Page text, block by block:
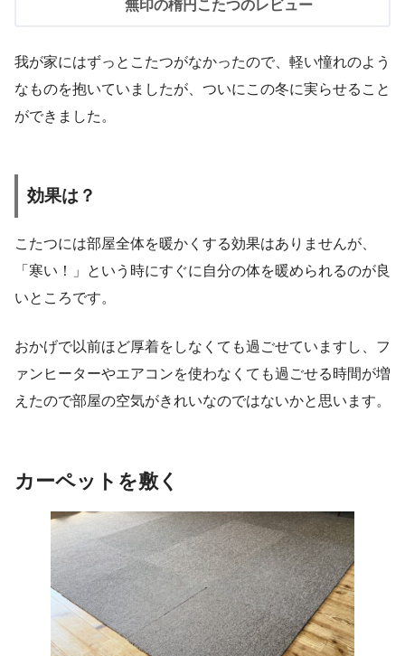
無印の楕円こたつのレビュー
我が家にはずっとこたつがなかったので、軽い憧れのよう
なものを抱いていましたが、ついにこの冬に実らせること
ができました。
効果は？
こたつには部屋全体を暖かくする効果はありませんが、
「寒い！」という時にすぐに自分の体を暖められるのが良
いところです。
おかげで以前ほど厚着をしなくても過ごせていますし、フ
ァンヒーターやエアコンを使わなくても過ごせる時間が増
えたので部屋の空気がきれいなのではないかと思います。
カーペットを敷く